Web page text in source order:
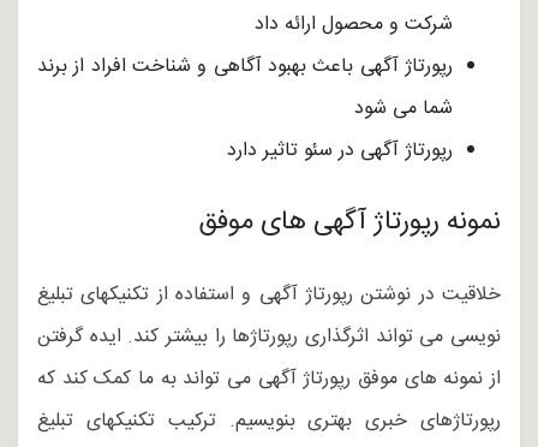
شرکت و محصول ارائه داد
رپورتاژ آگهی باعث بهبود آگاهی و شناخت افراد از برند
شما می شود
رپورتاژ آگهی در سئو تاثیر دارد
نمونه رپورتاژ آگهی های موفق
خلاقیت در نوشتن رپورتاژ آگهی و استفاده از تکنیکهای تبلیغ
نویسی می تواند اثرگذاری رپورتاژها را بیشتر کند. ایده گرفتن
از نمونه های موفق رپورتاژ آگهی می تواند به ما کمک کند که
رپورتاژهای خبری بهتری بنویسیم. ترکیب تکنیکهای تبلیغ